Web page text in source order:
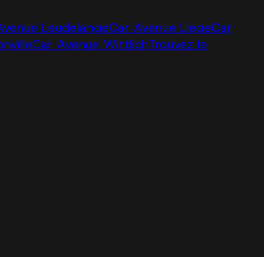
LeudelangeCar Avenue LiegeCar
Car Avenue WittlichTrouvez le